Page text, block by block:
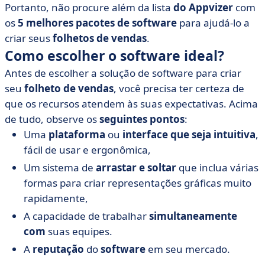
• Os benefícios de usar um software para criar seus
folhetos de vendas: economia de tempo para sua
empresa
Portanto, não procure além da lista do Appvizer com
os5 melhores pacotes de software para ajudá-lo a
criar seusfolhetos de vendas.
Como escolher o software ideal?
Antes de escolher a solução de software para criar
seu folheto de vendas, você precisa ter certeza de
que os recursos atendem às suas expectativas. Acima
de tudo, observe osseguintes pontos:
Uma plataforma ou interface que seja intuitiva,
fácil de usar e ergonômica,
Um sistema de arrastar e soltar que inclua várias
formas para criar representações gráficas muito
rapidamente,
A capacidade de trabalharsimultaneamente
com suas equipes.
A reputação dosoftware em seu mercado.